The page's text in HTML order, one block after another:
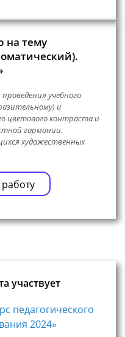
на тему
учебного
и
цветового контраста и
гармонии.
художественных
участвует
педагогического
2024»